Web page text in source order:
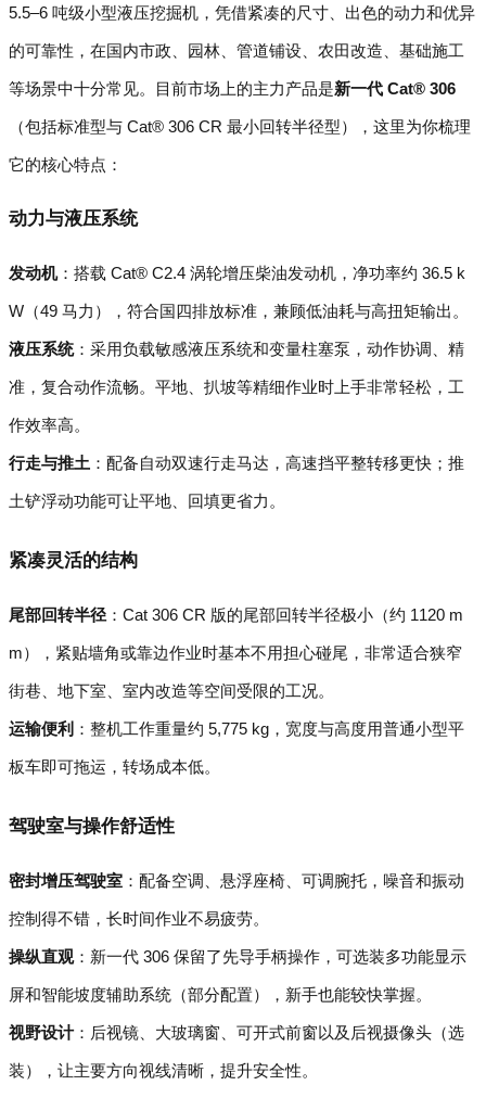
5.5–6 吨级小型液压挖掘机，凭借紧凑的尺寸、出色的动力和优异
的可靠性，在国内市政、园林、管道铺设、农田改造、基础施工
等场景中十分常见。目前市场上的主力产品是新一代 Cat® 306
（包括标准型与 Cat® 306 CR 最小回转半径型），这里为你梳理
它的核心特点：
动力与液压系统
发动机：搭载 Cat® C2.4 涡轮增压柴油发动机，净功率约 36.5 k
W（49 马力），符合国四排放标准，兼顾低油耗与高扭矩输出。
液压系统：采用负载敏感液压系统和变量柱塞泵，动作协调、精
准，复合动作流畅。平地、扒坡等精细作业时上手非常轻松，工
作效率高。
行走与推土 ：配备自动双速行走马达，高速挡平整转移更快；推
土铲浮动功能可让平地、回填更省力。
紧凑灵活的结构
尾部回转半径 ：Cat 306 CR 版的尾部回转半径极小（约 1120 m
m），紧贴墙角或靠边作业时基本不用担心碰尾，非常适合狭窄
街巷、地下室、室内改造等空间受限的工况。
运输便利 ：整机工作重量约 5,775 kg，宽度与高度用普通小型平
板车即可拖运，转场成本低。
驾驶室与操作舒适性
密封增压驾驶室 ：配备空调、悬浮座椅、可调腕托，噪音和振动
控制得不错，长时间作业不易疲劳。
操纵直观：新一代 306 保留了先导手柄操作，可选装多功能显示
屏和智能坡度辅助系统（部分配置），新手也能较快掌握。
视野设计：后视镜、大玻璃窗、可开式前窗以及后视摄像头（选
装），让主要方向视线清晰，提升安全性。